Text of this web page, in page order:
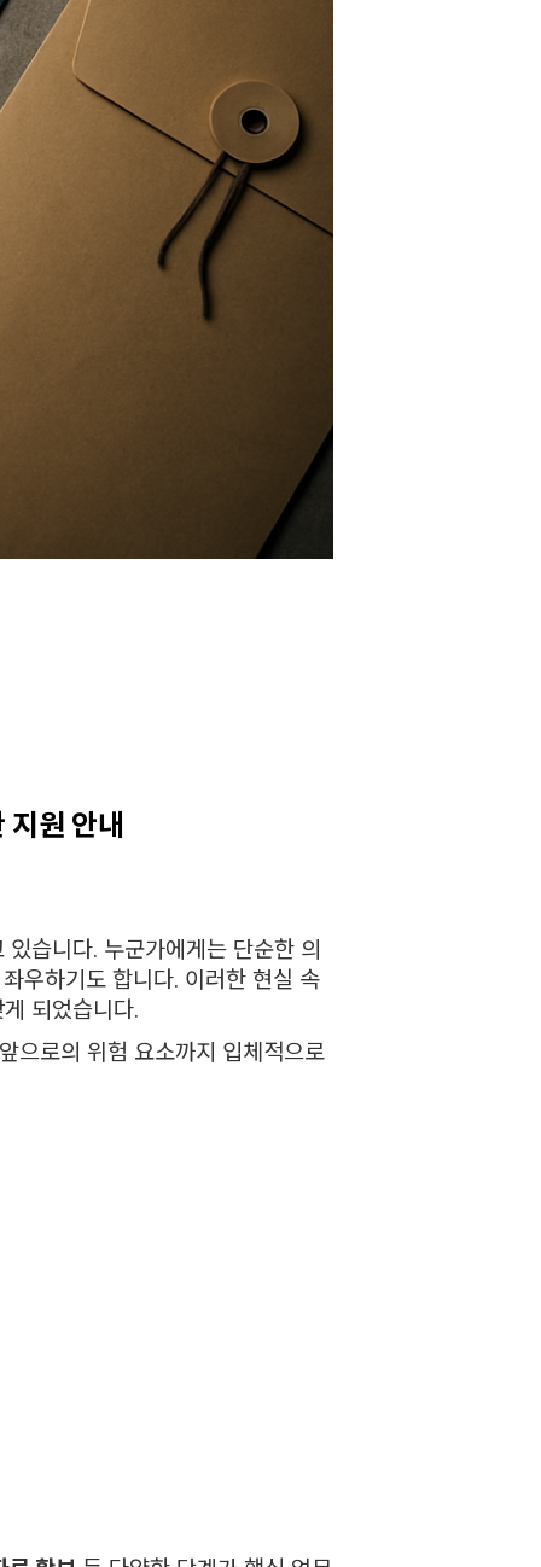
지원 안내
습니다. 누군가에게는 단순한 의
우하기도 합니다. 이러한 현실 속
되었습니다.
으로의 위험 요소까지 입체적으로